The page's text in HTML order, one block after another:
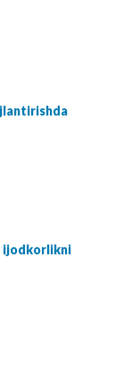
ijodkorlikni